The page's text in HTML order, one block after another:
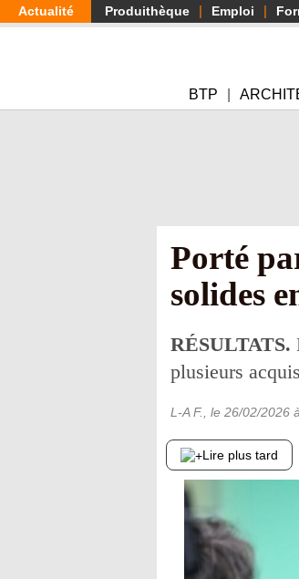
Aller
au
Actualité Produithèque Emploi
BTP
Porté
solides
RÉSULTATS.
plusieurs
L-A F. , le 26/02/2026
Lire plus tard